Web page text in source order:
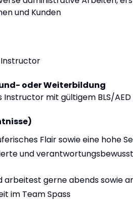
und Kunden
Instructor
oder Weiterbildung
Instructor mit gültigem BLS/AED
Flair sowie eine hohe
und
arbeitest gerne abends sowie
im Team Spass